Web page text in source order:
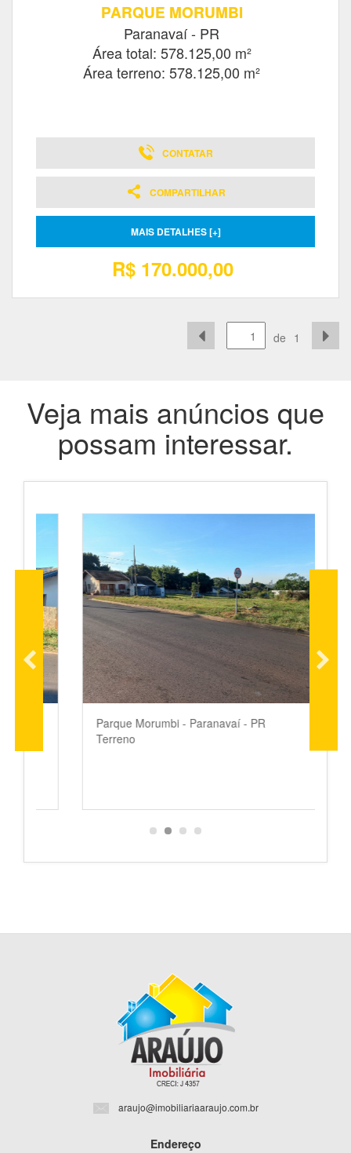
PARQUE MORUMBI
Paranavaí - PR
Área total: 578.125,00 m²
Área terreno: 578.125,00 m²
CONTATAR
COMPARTILHAR
MAIS DETALHES [+]
R$ 170.000,00
de 1
Veja mais anúncios que
possam interessar.
Parque Morumbi - Paranavaí - PR
Terreno
araujo@imobiliariaaraujo.com.br
Endereço